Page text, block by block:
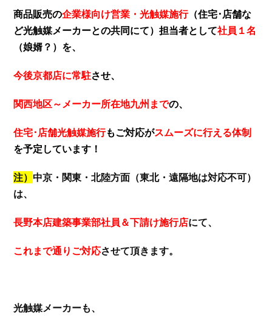
商品販売の企業様向け営業・光触媒施行（住宅･店舗な
ど光触媒メーカーとの共同にて）担当者として社員１名
（娘婿？） を、
今後京都店に常駐させ、
関西地区～メーカー所在地九州までの、
住宅･店舗光触媒施行もご対応がスムーズに行える体制
を予定しています！
注）中京・関東・北陸方面（東北・遠隔地は対応不可）
は、
長野本店建築事業部社員＆下請け施行店にて、
これまで通りご対応させて頂きます。
光触媒メーカーも、